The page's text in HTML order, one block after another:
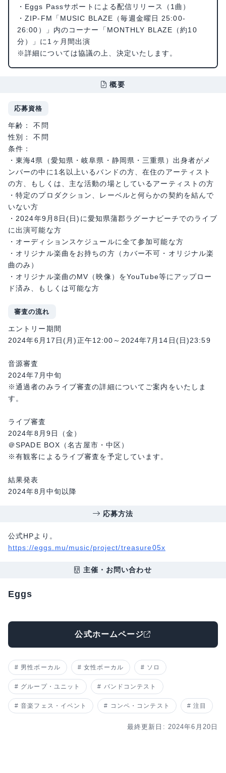
・Eggs Passサポートによる配信リリース（1曲）
・ZIP-FM「MUSIC BLAZE（毎週金曜日 25:00-
26:00）」内のコーナー「MONTHLY BLAZE（約10
分）」に1ヶ月間出演
※詳細については協議の上、決定いたします。
概要
応募資格
年齢： 不問
性別： 不問
条件：
・東海4県（愛知県・岐阜県・静岡県・三重県）出身者がメ
ンバーの中に1名以上いるバンドの方、在住のアーティスト
の方、もしくは、主な活動の場としているアーティストの方
・特定のプロダクション、レーベルと何らかの契約を結んで
いない方
・2024年9月8日(日)に愛知県蒲郡ラグーナビーチでのライブ
に出演可能な方
・オーディションスケジュールに全て参加可能な方
・オリジナル楽曲をお持ちの方（カバー不可・オリジナル楽
曲のみ）
・オリジナル楽曲のMV（映像）をYouTube等にアップロー
ド済み、もしくは可能な方
審査の流れ
エントリー期間
2024年6月17日(月)正午12:00～2024年7月14日(日)23:59
音源審査
2024年7月中旬
※通過者のみライブ審査の詳細についてご案内をいたしま
す。
ライブ審査
2024年8月9日（金）
＠SPADE BOX（名古屋市・中区）
※有観客によるライブ審査を予定しています。
結果発表
2024年8月中旬以降
応募方法
公式HPより。
https://eggs.mu/music/project/treasure05x
主催・お問い合わせ
Eggs
公式ホームページ
男性ボーカル 女性ボーカル ソロ
グループ・ユニット バンドコンテスト
音楽フェス・イベント コンペ・コンテスト 注目
最終更新日: 2024年6月20日